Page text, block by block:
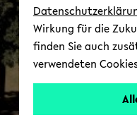
Wirkung für die
finden Sie auch
verwendeten